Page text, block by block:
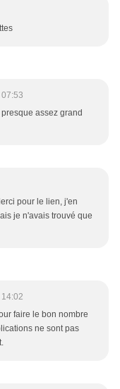
assez grand
pour le lien, j'en
je n'avais trouvé que
faire le bon nombre
ne sont pas